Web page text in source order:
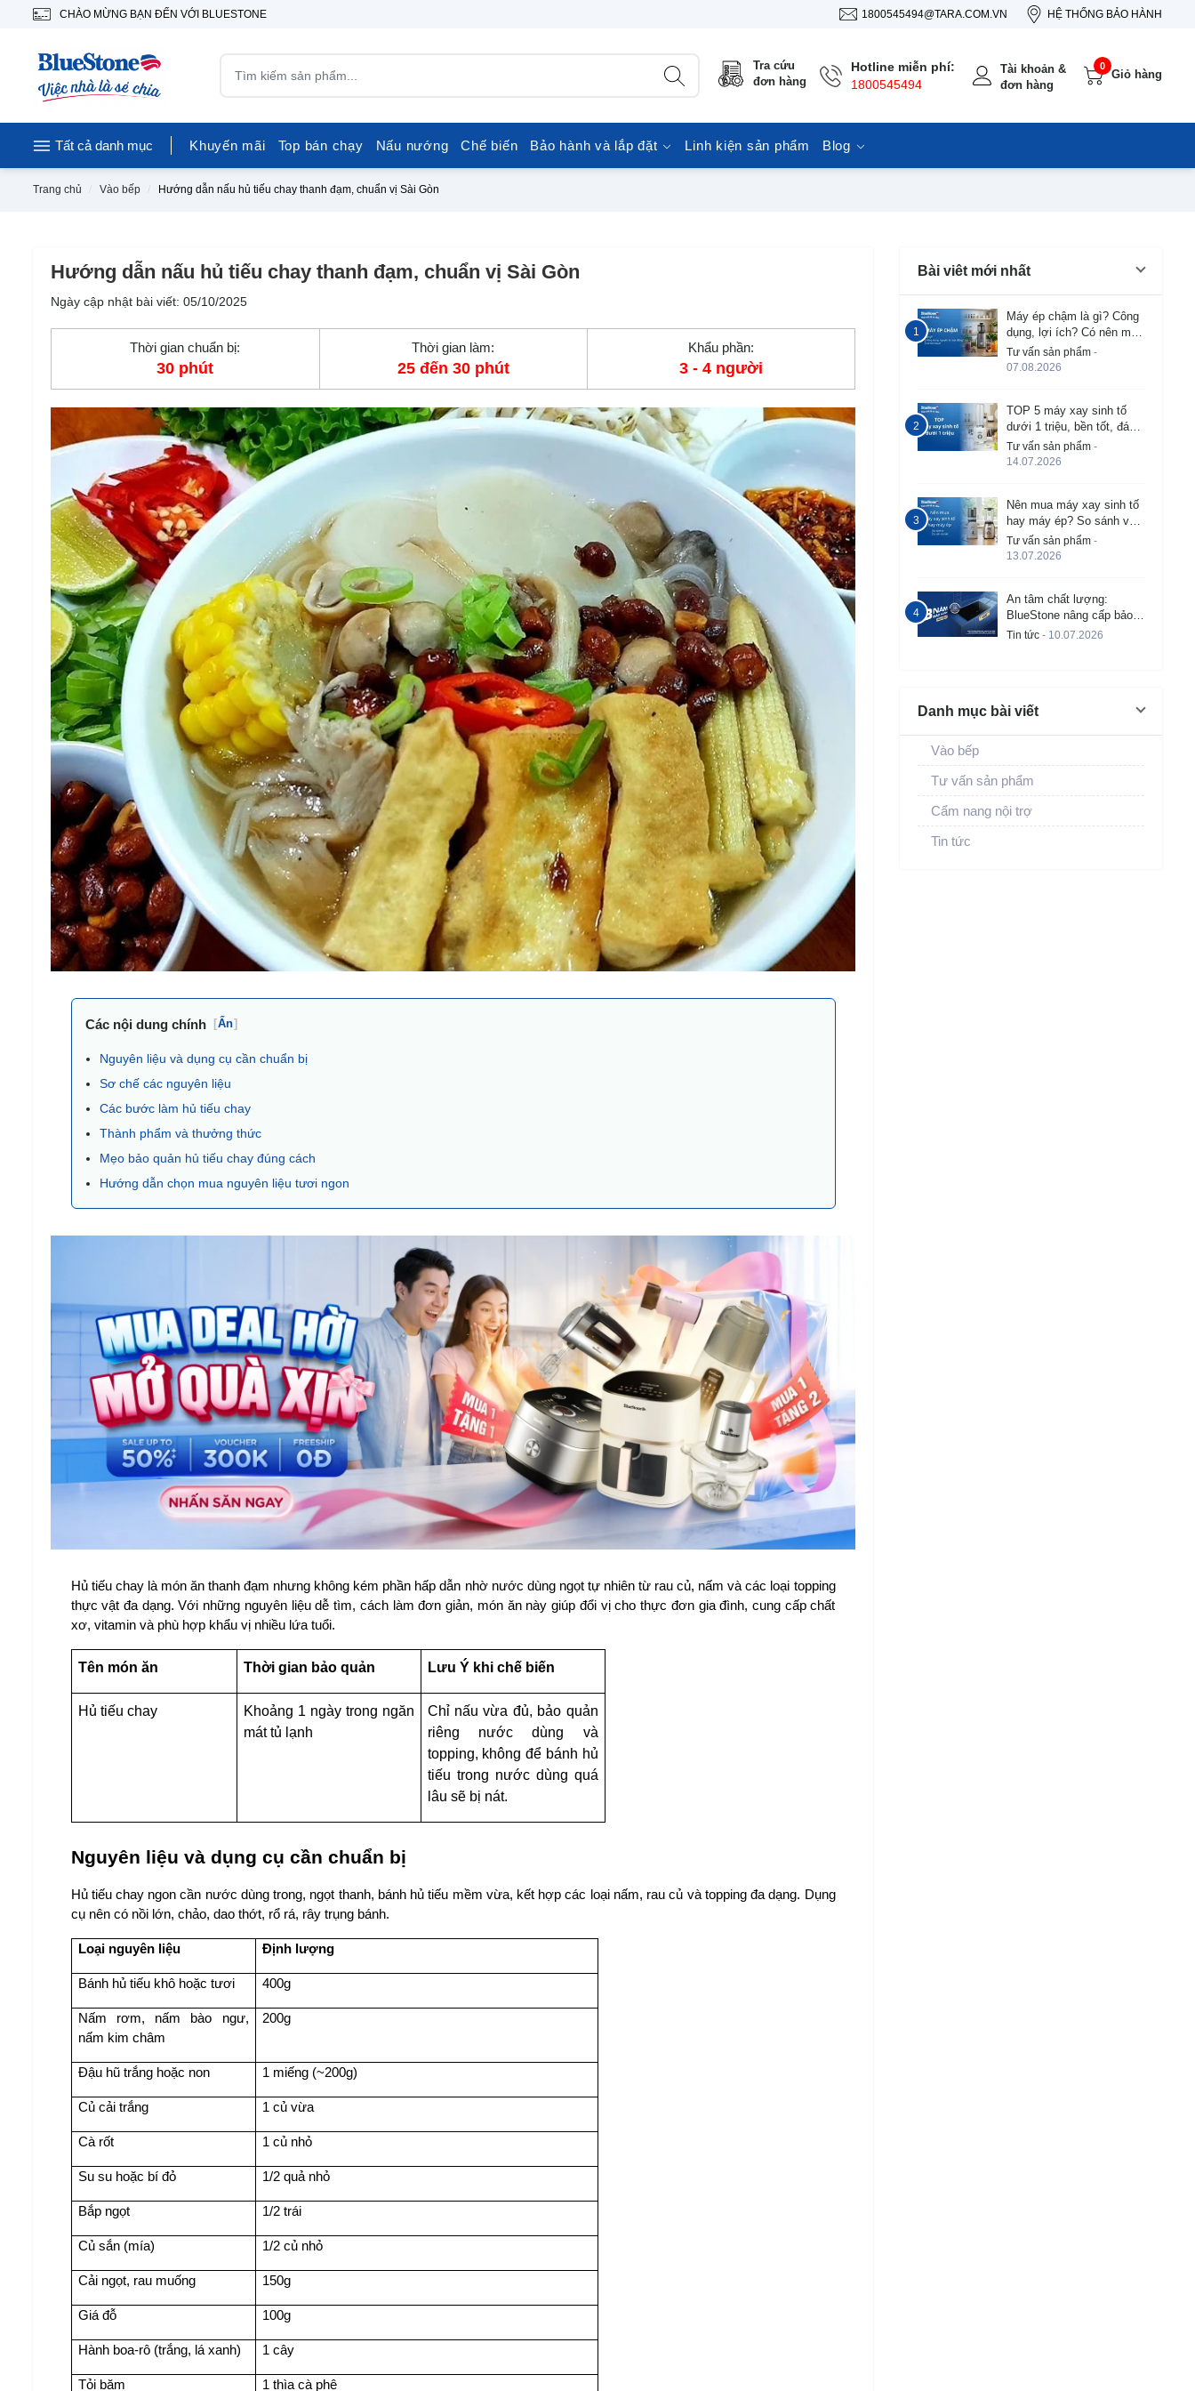
CHÀO MỪNG BẠN ĐẾN VỚI BLUESTONE 1800545494@TARA.COM.VN HỆ THỐNG BẢO HÀNH
Tra cứu
đơn hàng
Hotline miễn phí:
1800545494
Tài khoản &
đơn hàng
0
Giỏ hàng
Tất cả danh mục Khuyến mãi Top bán chạy Nấu nướng Chế biến Bảo hành và lắp đặt Linh kiện sản phẩm Blog
Trang chủ Vào bếp Hướng dẫn nấu hủ tiếu chay thanh đạm, chuẩn vị Sài Gòn
Hướng dẫn nấu hủ tiếu chay thanh đạm, chuẩn vị Sài Gòn
Ngày cập nhật bài viết: 05/10/2025
Thời gian chuẩn bị:
30 phút
Thời gian làm:
25 đến 30 phút
Khẩu phần:
3 - 4 người
Các nội dung chính [Ẩn]
Nguyên liệu và dụng cụ cần chuẩn bị
Sơ chế các nguyên liệu
Các bước làm hủ tiếu chay
Thành phẩm và thưởng thức
Mẹo bảo quản hủ tiếu chay đúng cách
Hướng dẫn chọn mua nguyên liệu tươi ngon
Hủ tiếu chay là món ăn thanh đạm nhưng không kém phần hấp dẫn nhờ nước dùng ngọt tự nhiên từ rau củ, nấm và các loại topping
thực vật đa dạng. Với những nguyên liệu dễ tìm, cách làm đơn giản, món ăn này giúp đổi vị cho thực đơn gia đình, cung cấp chất
xơ, vitamin và phù hợp khẩu vị nhiều lứa tuổi.
Tên món ăn Thời gian bảo quản Lưu Ý khi chế biến
Hủ tiếu chay
Khoảng 1 ngày trong ngăn
mát tủ lạnh
Chỉ nấu vừa đủ, bảo quản
riêng nước dùng và
topping, không để bánh hủ
tiếu trong nước dùng quá
lâu sẽ bị nát.
Nguyên liệu và dụng cụ cần chuẩn bị
Hủ tiếu chay ngon cần nước dùng trong, ngọt thanh, bánh hủ tiếu mềm vừa, kết hợp các loại nấm, rau củ và topping đa dạng. Dụng
cụ nên có nồi lớn, chảo, dao thớt, rổ rá, rây trụng bánh.
Loại nguyên liệu Định lượng
Bánh hủ tiếu khô hoặc tươi 400g
Nấm rơm, nấm bào ngư,
nấm kim châm
200g
Đậu hũ trắng hoặc non 1 miếng (~200g)
Củ cải trắng 1 củ vừa
Cà rốt 1 củ nhỏ
Su su hoặc bí đỏ 1/2 quả nhỏ
Bắp ngọt 1/2 trái
Củ sắn (mía) 1/2 củ nhỏ
Cải ngọt, rau muống 150g
Giá đỗ 100g
Hành boa-rô (trắng, lá xanh) 1 cây
Tỏi băm 1 thìa cà phê
Bài viêt mới nhất
Máy ép chậm là gì? Công
dụng, lợi ích? Có nên mua
không?
Tư vấn sản phẩm -
07.08.2026
TOP 5 máy xay sinh tố
dưới 1 triệu, bền tốt, đáng
mua 2026
Tư vấn sản phẩm -
14.07.2026
Nên mua máy xay sinh tố
hay máy ép? So sánh và
tư vấn chi tiết
Tư vấn sản phẩm -
13.07.2026
An tâm chất lượng:
BlueStone nâng cấp bảo
hành bếp từ âm lên đến 3
Tin tức - 10.07.2026
Danh mục bài viết
Vào bếp
Tư vấn sản phẩm
Cẩm nang nội trợ
Tin tức